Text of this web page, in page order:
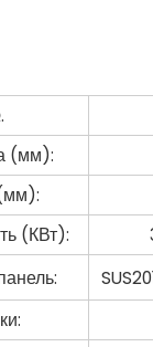
(мм):
(КВт):